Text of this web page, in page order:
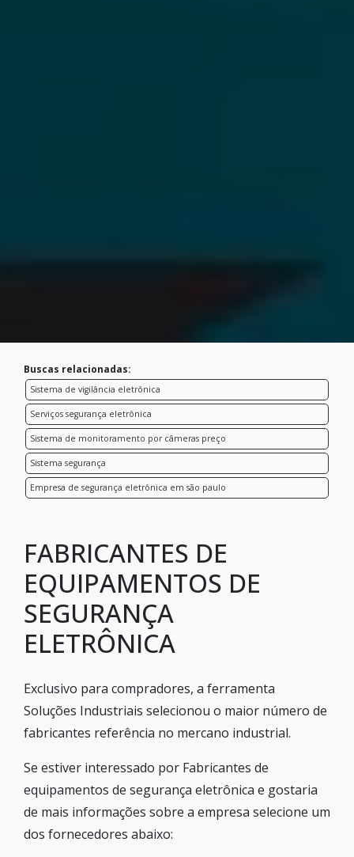
Buscas relacionadas:
Sistema de vigilância eletrônica
Serviços segurança eletrônica
Sistema de monitoramento por câmeras preço
Sistema segurança
Empresa de segurança eletrônica em são paulo
FABRICANTES DE
EQUIPAMENTOS DE
SEGURANÇA
ELETRÔNICA
Exclusivo para compradores, a ferramenta
Soluções Industriais selecionou o maior número de
fabricantes referência no mercano industrial.
Se estiver interessado por Fabricantes de
equipamentos de segurança eletrônica e gostaria
de mais informações sobre a empresa selecione um
dos fornecedores abaixo: